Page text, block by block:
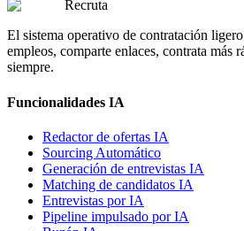
Recruta
El sistema operativo de contratación
empleos, comparte enlaces, contrata más
siempre.
Funcionalidades IA
Redactor de ofertas IA
Sourcing Automático
Generación de entrevistas IA
Matching de candidatos IA
Entrevistas por IA
Pipeline impulsado por IA